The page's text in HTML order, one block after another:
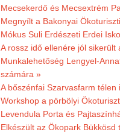
Mecsekerdő és Mecsextrém
Megnyílt a Bakonyai
Mókus Suli Erdészeti Erdei
A rossz idő ellenére jól sikerült
Munkalehetőség Lengyel-
számára »
A bőszénfai Szarvasfarm
Workshop a pörbölyi
Levendula Porta és
Elkészült az Ökopark